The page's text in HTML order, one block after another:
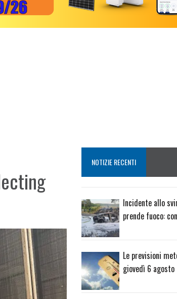
NOTIZIE RECENTI
Incidente allo
prende fuoco:
Le previsioni
giovedì 6 agosto